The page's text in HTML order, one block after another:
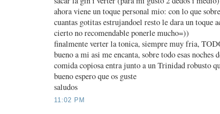
ahora viene un toque personal mio: con lo que
cuantas gotitas estrujandoel resto le dara un toque
cierto no recomendable ponerle mucho=))
finalmente verter la tonica, siempre muy fria,
bueno a mi asi me encanta, sobre todo esas noches
comida copiosa entra junto a un Trinidad robusto
bueno espero que os guste
saludos
11:02 PM